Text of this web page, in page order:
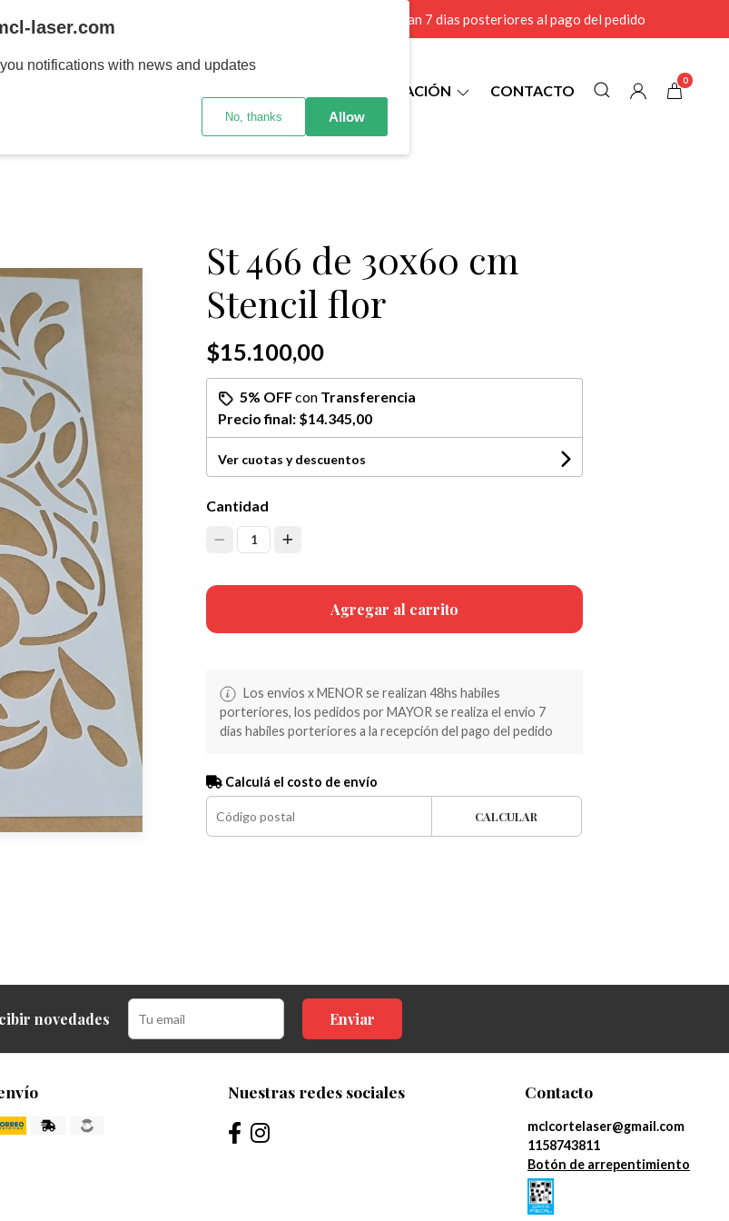
48 hs habiles porteriores al pago , los pedidos por MAYOR se envian 7 dias posteriores al pago del pedido
INFORMACIÓN CONTACTO
0
St 466 de 30x60 cm
Stencil flor
$15.100,00
5% OFFcon Transferencia
Precio final: $14.345,00
Ver cuotas y descuentos
Cantidad
1
Agregar al carrito
Los envios x MENOR se realizan 48hs habiles
porteriores, los pedidos por MAYOR se realiza el envio 7
dias habiles porteriores a la recepción del pago del pedido
Calculá el costo de envío
CALCULAR
novedades Enviar
Nuestras redes sociales Contacto
mclcortelaser@gmail.com
1158743811
Botón de arrepentimiento
laser.com
notifications with news and updates
No, thanks Allow